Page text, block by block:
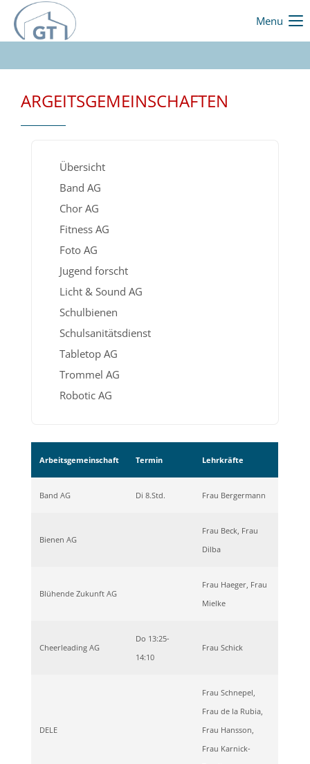
Menu
ARGEITSGEMEINSCHAFTEN
Übersicht
Band AG
Chor AG
Fitness AG
Foto AG
Jugend forscht
Licht & Sound AG
Schulbienen
Schulsanitätsdienst
Tabletop AG
Trommel AG
Robotic AG
Arbeitsgemeinschaft Termin Lehrkräfte
Band AG Di 8.Std. Frau Bergermann
Bienen AG
Frau Beck, Frau
Dilba
Blühende Zukunft AG
Frau Haeger, Frau
Mielke
Cheerleading AG
Do 13:25-
14:10
Frau Schick
DELE
Frau Schnepel,
Frau de la Rubia,
Frau Hansson,
Frau Karnick-